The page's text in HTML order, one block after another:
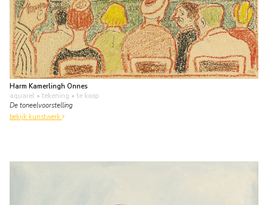
Harm Kamerlingh Onnes
aquarel • tekening • te koop
De toneelvoorstelling
bekijk kunstwerk